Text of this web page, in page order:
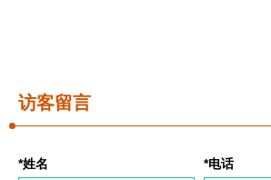
访客留言
*姓名 *电话